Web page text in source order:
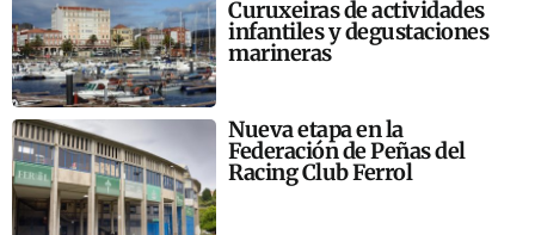
Curuxeiras de actividades
infantiles y degustaciones
marineras
Nueva etapa en la
Federación de Peñas del
Racing Club Ferrol